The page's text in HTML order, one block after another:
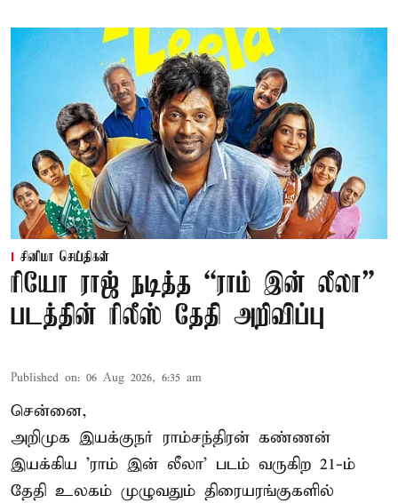
சினிமா செய்திகள்
ரியோ ராஜ் நடித்த “ராம் இன் லீலா”
படத்தின் ரிலீஸ் தேதி அறிவிப்பு
Published on: 06 Aug 2026, 6:35 am
சென்னை,
அறிமுக இயக்குநர் ராம்சந்திரன் கண்ணன்
இயக்கிய 'ராம் இன் லீலா' படம் வருகிற 21-ம்
தேதி உலகம் முழுவதும் திரையரங்குகளில்